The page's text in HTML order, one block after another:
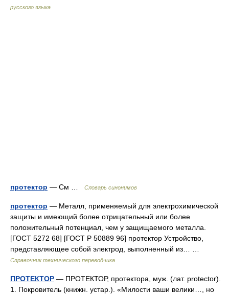
русского языка
протектор — См … Словарь синонимов
протектор — Металл, применяемый для электрохимической
защиты и имеющий более отрицательный или более
положительный потенциал, чем у защищаемого металла.
[ГОСТ 5272 68] [ГОСТ Р 50889 96] протектор Устройство,
представляющее собой электрод, выполненный из… …
Справочник технического переводчика
ПРОТЕКТОР — ПРОТЕКТОР, протектора, муж. (лат. protector).
1. Покровитель (книжн. устар.). «Милости ваши велики…, но